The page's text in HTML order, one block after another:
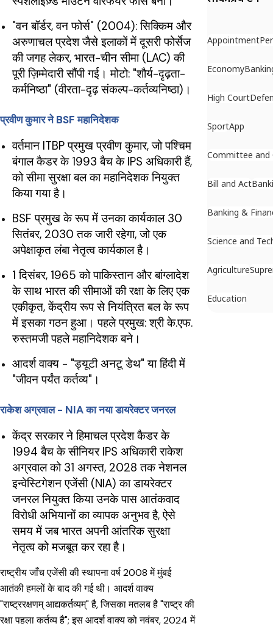
"वन बॉर्डर, वन फोर्स" (2004): सिक्किम और
अरुणाचल प्रदेश जैसे इलाकों में दूसरी फोर्सेज
की जगह लेकर, भारत-चीन सीमा (LAC) की
पूरी ज़िम्मेदारी सौंपी गई। मोटो: "शौर्य-दृढ़ता-
कर्मनिष्ठा" (वीरता-दृढ़ संकल्प-कर्तव्यनिष्ठा)।
प्रवीण कुमार ने BSF महानिदेशक
वर्तमान ITBP प्रमुख प्रवीण कुमार, जो पश्चिम
बंगाल कैडर के 1993 बैच के IPS अधिकारी हैं,
को सीमा सुरक्षा बल का महानिदेशक नियुक्त
किया गया है।
BSF प्रमुख के रूप में उनका कार्यकाल 30
सितंबर, 2030 तक जारी रहेगा, जो एक
अपेक्षाकृत लंबा नेतृत्व कार्यकाल है।
1 दिसंबर, 1965 को पाकिस्तान और बांग्लादेश
के साथ भारत की सीमाओं की रक्षा के लिए एक
एकीकृत, केंद्रीय रूप से नियंत्रित बल के रूप
में इसका गठन हुआ। पहले प्रमुख: श्री के.एफ.
रुस्तमजी पहले महानिदेशक बने।
आदर्श वाक्य - "ड्यूटी अनटू डेथ" या हिंदी में
"जीवन पर्यंत कर्तव्य"।
राकेश अग्रवाल - NIA का नया डायरेक्टर जनरल
केंद्र सरकार ने हिमाचल प्रदेश कैडर के
1994 बैच के सीनियर IPS अधिकारी राकेश
अग्रवाल को 31 अगस्त, 2028 तक नेशनल
इन्वेस्टिगेशन एजेंसी (NIA) का डायरेक्टर
जनरल नियुक्त किया उनके पास आतंकवाद
विरोधी अभियानों का व्यापक अनुभव है, ऐसे
समय में जब भारत अपनी आंतरिक सुरक्षा
नेतृत्व को मजबूत कर रहा है।
राष्ट्रीय जाँच एजेंसी की स्थापना वर्ष 2008 में मुंबई
आतंकी हमलों के बाद की गई थी। आदर्श वाक्य
"राष्ट्ररक्षणम् आद्यकर्तव्यम्" है, जिसका मतलब है "राष्ट्र की
रक्षा पहला कर्तव्य है"; इस आदर्श वाक्य को नवंबर, 2024 में
Appointment
Economy
High Court
SportApp
Committee and
Bill and Act
Banking &
Science and
Agriculture
Education